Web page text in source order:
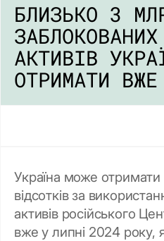
БЛИЗЬКО 3
АКТИВІВ
ОТРИМАТИ
Україна може
відсотків за
активів російського
вже у липні 2024 року,